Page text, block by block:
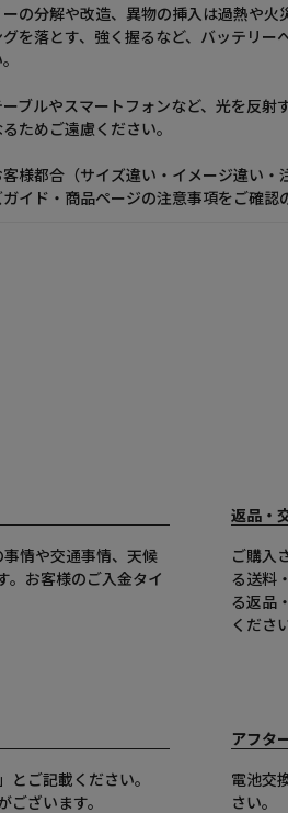
の分解や改造、異物の挿入は過熱や火
グを落とす、強く握るなど、バッテリ
ブルやスマートフォンなど、光を反射
るためご遠慮ください。
合（サイズ違い・イメージ違い・注
ガイド・商品ページの注意事項をご確認
情や交通事情、天候
。お客様のご入金タイ
返品・
ご購入
る送料
る返品
くださ
ご記載ください。
ざいます。
アフタ
電池交
さい。